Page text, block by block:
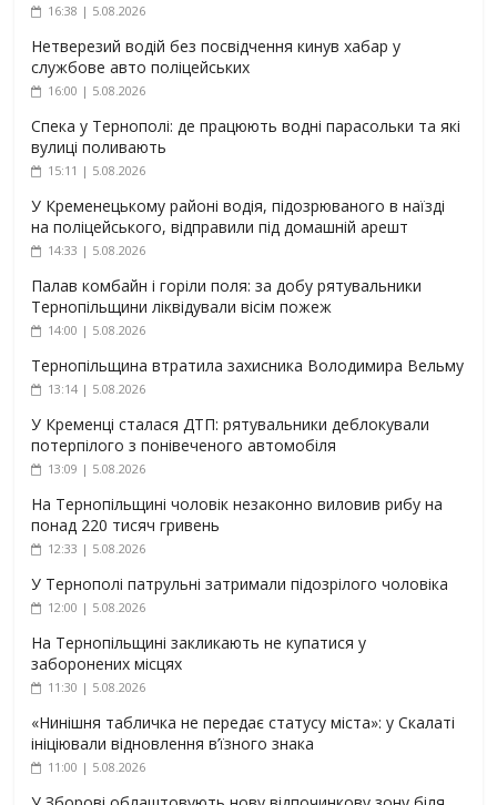
16:38 | 5.08.2026
Нетверезий водій без посвідчення кинув хабар у
службове авто поліцейських
16:00 | 5.08.2026
Спека у Тернополі: де працюють водні парасольки та які
вулиці поливають
15:11 | 5.08.2026
У Кременецькому районі водія, підозрюваного в наїзді
на поліцейського, відправили під домашній арешт
14:33 | 5.08.2026
Палав комбайн і горіли поля: за добу рятувальники
Тернопільщини ліквідували вісім пожеж
14:00 | 5.08.2026
Тернопільщина втратила захисника Володимира Вельму
13:14 | 5.08.2026
У Кременці сталася ДТП: рятувальники деблокували
потерпілого з понівеченого автомобіля
13:09 | 5.08.2026
На Тернопільщині чоловік незаконно виловив рибу на
понад 220 тисяч гривень
12:33 | 5.08.2026
У Тернополі патрульні затримали підозрілого чоловіка
12:00 | 5.08.2026
На Тернопільщині закликають не купатися у
заборонених місцях
11:30 | 5.08.2026
«Нинішня табличка не передає статусу міста»: у Скалаті
ініціювали відновлення в’їзного знака
11:00 | 5.08.2026